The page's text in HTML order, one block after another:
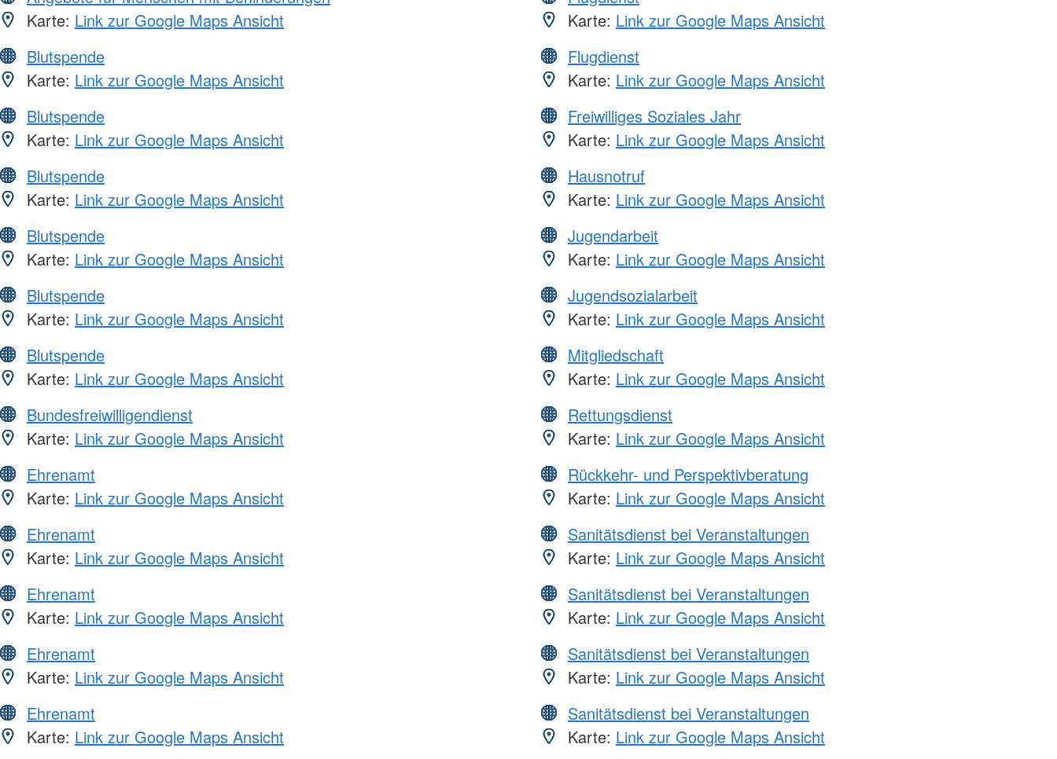
Karte: Link zur Google Maps Ansicht
Blutspende
Karte: Link zur Google Maps Ansicht
Blutspende
Karte: Link zur Google Maps Ansicht
Blutspende
Karte: Link zur Google Maps Ansicht
Blutspende
Karte: Link zur Google Maps Ansicht
Blutspende
Karte: Link zur Google Maps Ansicht
Blutspende
Karte: Link zur Google Maps Ansicht
Bundesfreiwilligendienst
Karte: Link zur Google Maps Ansicht
Ehrenamt
Karte: Link zur Google Maps Ansicht
Ehrenamt
Karte: Link zur Google Maps Ansicht
Ehrenamt
Karte: Link zur Google Maps Ansicht
Ehrenamt
Karte: Link zur Google Maps Ansicht
Ehrenamt
Karte: Link zur Google Maps Ansicht
Karte: Link zur Google Maps Ansicht
Flugdienst
Karte: Link zur Google Maps Ansicht
Freiwilliges Soziales Jahr
Karte: Link zur Google Maps Ansicht
Hausnotruf
Karte: Link zur Google Maps Ansicht
Jugendarbeit
Karte: Link zur Google Maps Ansicht
Jugendsozialarbeit
Karte: Link zur Google Maps Ansicht
Mitgliedschaft
Karte: Link zur Google Maps Ansicht
Rettungsdienst
Karte: Link zur Google Maps Ansicht
Rückkehr- und Perspektivberatung
Karte: Link zur Google Maps Ansicht
Sanitätsdienst bei Veranstaltungen
Karte: Link zur Google Maps Ansicht
Sanitätsdienst bei Veranstaltungen
Karte: Link zur Google Maps Ansicht
Sanitätsdienst bei Veranstaltungen
Karte: Link zur Google Maps Ansicht
Sanitätsdienst bei Veranstaltungen
Karte: Link zur Google Maps Ansicht